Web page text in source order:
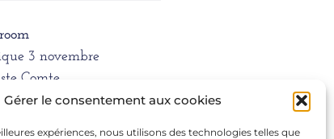
Gérer le consentement aux cookies
expériences, nous utilisons des technologies telles que
3 novembre
Comte